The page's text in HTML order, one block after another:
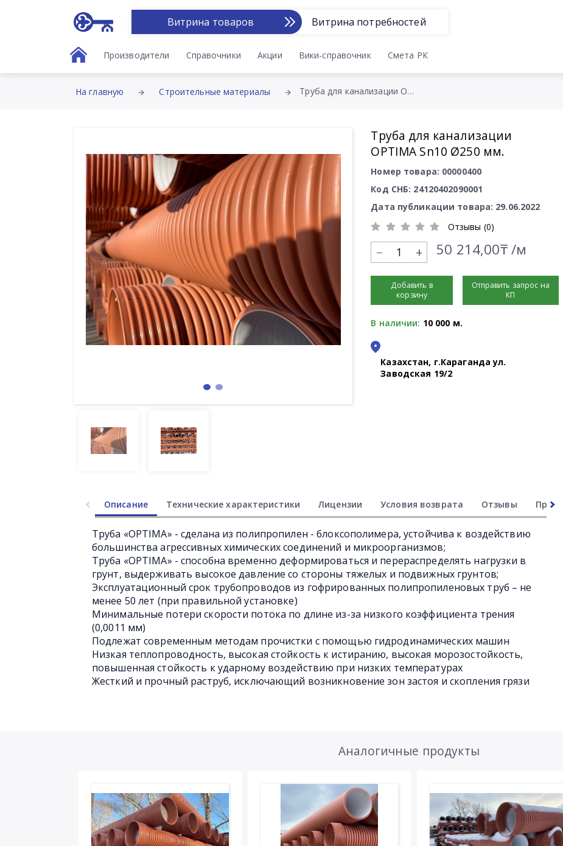
Витрина товаров Витрина потребностей
Производители Справочники Акции Вики-справочник Смета РК
На главную Строительные материалы Труба для канализации OPTIMA Sn10 Ø250 мм.
Труба для канализации
OPTIMA Sn10 Ø250 мм.
Номер товара: 00000400
Код СНБ: 24120402090001
Дата публикации товара: 29.06.2022
Отзывы (0)
+ 50 214,00₸ /м
Добавить в
корзину
Отправить запрос на
КП
В наличии: 10 000 м.
Казахстан, г.Караганда ул.
Заводская 19/2
Описание Технические характеристики Лицензии Условия возврата Отзывы Прочее
Труба «OPTIMA» - сделана из полипропилен - блоксополимера, устойчива к воздействию
большинства агрессивных химических соединений и микроорганизмов;
Труба «OPTIMA» - способна временно деформироваться и перераспределять нагрузки в
грунт, выдерживать высокое давление со стороны тяжелых и подвижных грунтов;
Эксплуатационный срок трубопроводов из гофрированных полипропиленовых труб – не
менее 50 лет (при правильной установке)
Минимальные потери скорости потока по длине из-за низкого коэффициента трения
(0,0011 мм)
Подлежат современным методам прочистки с помощью гидродинамических машин
Низкая теплопроводность, высокая стойкость к истиранию, высокая морозостойкость,
повышенная стойкость к ударному воздействию при низких температурах
Жесткий и прочный раструб, исключающий возникновение зон застоя и скопления грязи
Аналогичные продукты